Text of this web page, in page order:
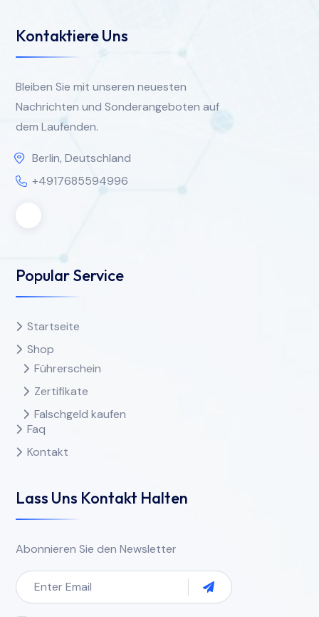
Kontaktiere Uns
Bleiben Sie mit unseren neuesten
Nachrichten und Sonderangeboten auf
dem Laufenden.
Berlin, Deutschland
+4917685594996
Popular Service
Startseite
Shop
Führerschein
Zertifikate
Falschgeld kaufen
Faq
Kontakt
Lass Uns Kontakt Halten
Abonnieren Sie den Newsletter